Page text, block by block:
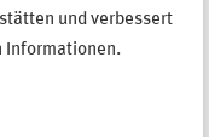
und verbessert
Informationen.